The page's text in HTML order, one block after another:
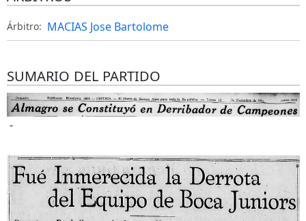
Árbitro: MACIAS Jose Bartolome
SUMARIO DEL PARTIDO
-